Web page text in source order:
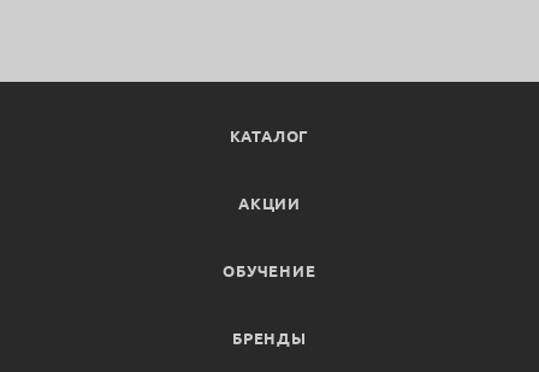
КАТАЛОГ
АКЦИИ
ОБУЧЕНИЕ
БРЕНДЫ